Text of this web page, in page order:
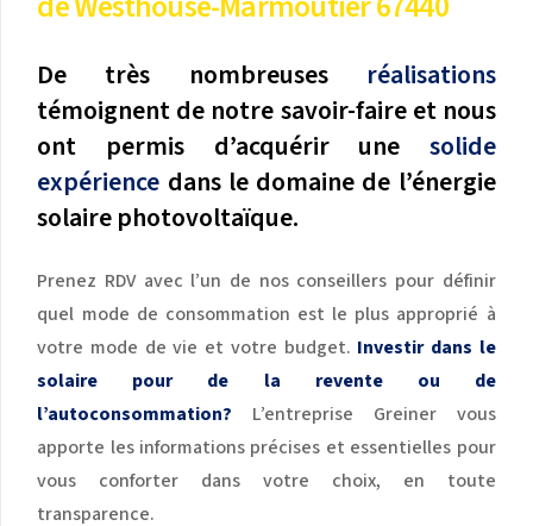
De très nombreuses réalisations
témoignent de notre savoir-faire et nous
ont permis d’acquérir une solide
expérience dans le domaine de l’énergie
solaire photovoltaïque.
Prenez RDV avec l’un de nos conseillers pour définir
quel mode de consommation est le plus approprié à
votre mode de vie et votre budget. Investir dans le
solaire pour de la revente ou de
l’autoconsommation? L’entreprise Greiner vous
apporte les informations précises et essentielles pour
vous conforter dans votre choix, en toute
transparence.